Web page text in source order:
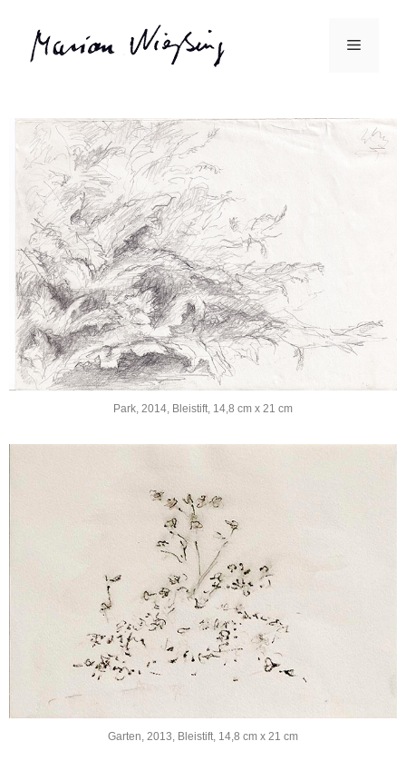
Park, 2014, Bleistift, 14,8 cm x 21 cm
Garten, 2013, Bleistift, 14,8 cm x 21 cm